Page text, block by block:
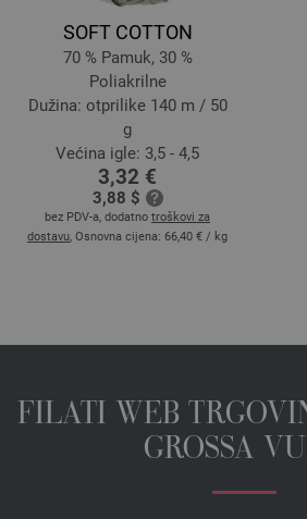
SOFT COTTON
70 % Pamuk, 30 %
Poliakrilne
Dužina: otprilike 140 m / 50
g
Većina igle: 3,5 - 4,5
3,32 €
3,88 $
bez PDV-a, dodatno troškovi za
dostavu, Osnovna cijena: 66,40 € / kg
FILATI WEB
GROSSA